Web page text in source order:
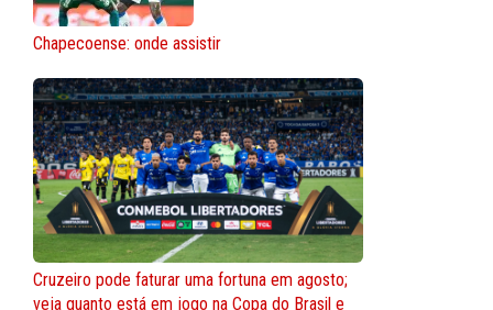
Chapecoense: onde assistir
Cruzeiro pode faturar uma fortuna em agosto;
veja quanto está em jogo na Copa do Brasil e